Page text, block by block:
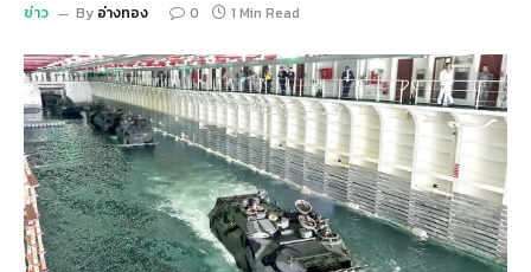
ข่าว By อ่างทอง 0 1 Min Read